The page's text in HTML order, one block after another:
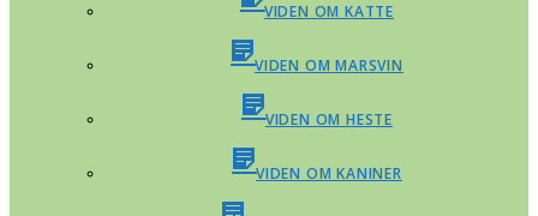
VIDEN OM KATTE
VIDEN OM MARSVIN
VIDEN OM HESTE
VIDEN OM KANINER